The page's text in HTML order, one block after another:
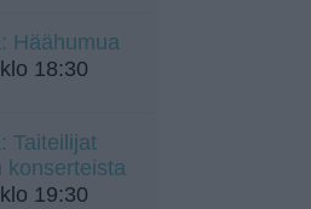
Häähumua
18:30
Taiteilijat
konserteista
19:30